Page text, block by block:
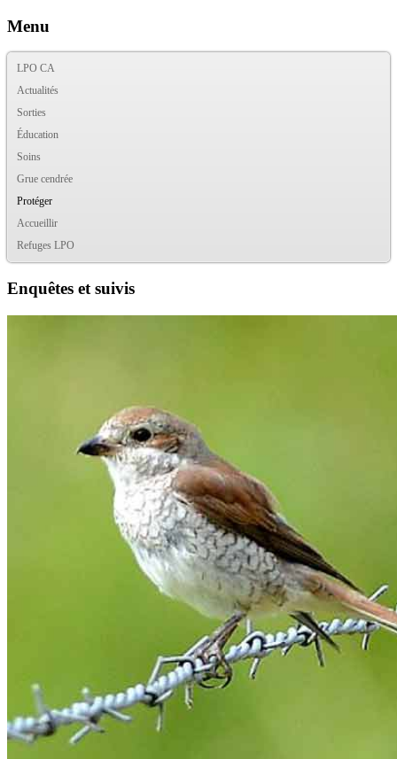
Menu
LPO CA
Actualités
Sorties
Éducation
Soins
Grue cendrée
Protéger
Accueillir
Refuges LPO
Enquêtes et suivis